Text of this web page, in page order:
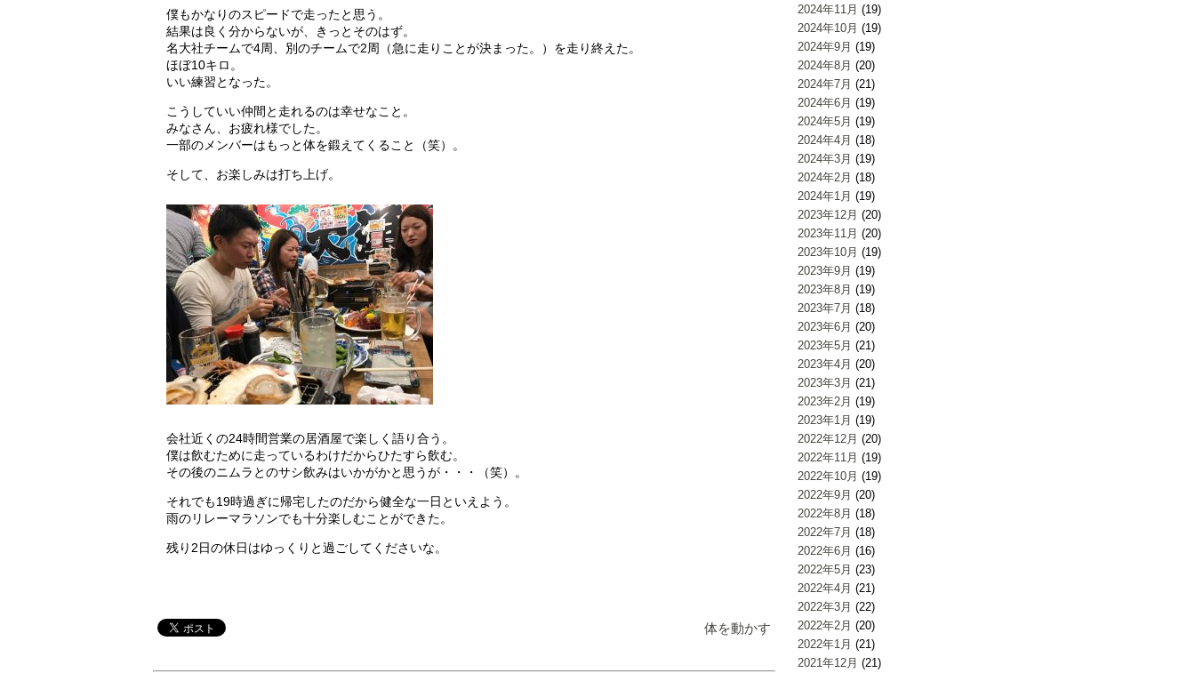
2024年11月 (19)
2024年10月 (19)
2024年9月 (19)
2024年8月 (20)
2024年7月 (21)
2024年6月 (19)
2024年5月 (19)
2024年4月 (18)
2024年3月 (19)
2024年2月 (18)
2024年1月 (19)
2023年12月 (20)
2023年11月 (20)
2023年10月 (19)
2023年9月 (19)
2023年8月 (19)
2023年7月 (18)
2023年6月 (20)
2023年5月 (21)
2023年4月 (20)
2023年3月 (21)
2023年2月 (19)
2023年1月 (19)
2022年12月 (20)
2022年11月 (19)
2022年10月 (19)
2022年9月 (20)
2022年8月 (18)
2022年7月 (18)
2022年6月 (16)
2022年5月 (23)
2022年4月 (21)
2022年3月 (22)
2022年2月 (20)
2022年1月 (21)
2021年12月 (21)
僕もかなりのスピードで走ったと思う。
結果は良く分からないが、きっとそのはず。
名大社チームで4周、別のチームで2周（急に走りことが決まった。）を走り終えた。
ほぼ10キロ。
いい練習となった。
こうしていい仲間と走れるのは幸せなこと。
みなさん、お疲れ様でした。
一部のメンバーはもっと体を鍛えてくること（笑）。
そして、お楽しみは打ち上げ。
会社近くの24時間営業の居酒屋で楽しく語り合う。
僕は飲むために走っているわけだからひたすら飲む。
その後のニムラとのサシ飲みはいかがかと思うが・・・（笑）。
それでも19時過ぎに帰宅したのだから健全な一日といえよう。
雨のリレーマラソンでも十分楽しむことができた。
残り2日の休日はゆっくりと過ごしてくださいな。
体を動かす